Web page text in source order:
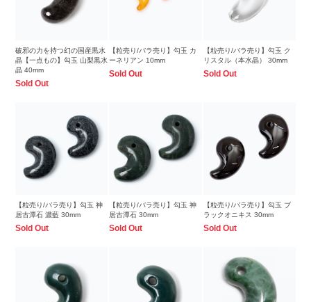
破邪の力を持つ幻の国産黒水
晶【一点もの】勾玉 山梨黒水
晶 40mm
Sold Out
【粒売り/バラ売り】勾玉 カ
ーネリアン 10mm
Sold Out
【粒売り/バラ売り】勾玉 ク
リスタル（本水晶） 30mm
Sold Out
【粒売り/バラ売り】勾玉 神
居古潭石 濃藍 30mm
Sold Out
【粒売り/バラ売り】勾玉 神
居古潭石 30mm
Sold Out
【粒売り/バラ売り】勾玉 ブ
ラックオニキス 30mm
Sold Out